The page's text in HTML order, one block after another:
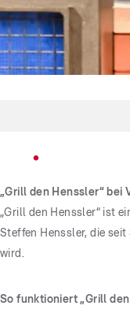
„Grill den Henssler“ bei
„Grill den Henssler“ ist
Steffen Henssler, die
wird.
So funktioniert „Grill